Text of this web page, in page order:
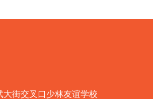
街交叉口少林友谊学校